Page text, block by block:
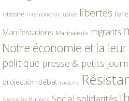
Histoire International justice libertés
Manifestations Marinaleda migrants
Notre économie et la leur
politique presse & petits
projection-débat racisme
Social solidarités